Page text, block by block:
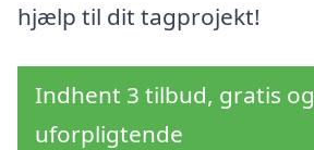
hjælp til dit tagprojekt!
Indhent 3 tilbud, gratis og
uforpligtende